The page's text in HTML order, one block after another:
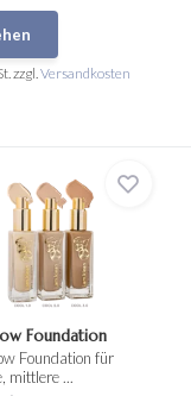
zzgl.Versandkosten
Foundation
Foundation für
mittlere ...